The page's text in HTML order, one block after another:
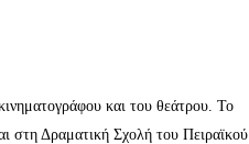
και του θεάτρου. Το
στη Δραματική Σχολή του Πειραϊκού